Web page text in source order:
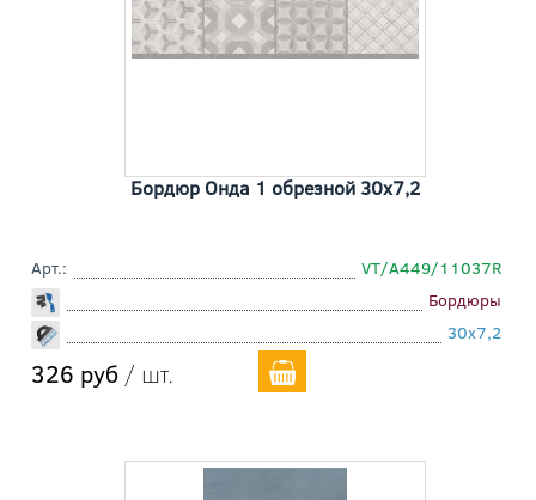
Бордюр Онда 1 обрезной 30x7,2
Арт.:
VT/A449/11037R
Бордюры
30x7,2
326 руб / шт.